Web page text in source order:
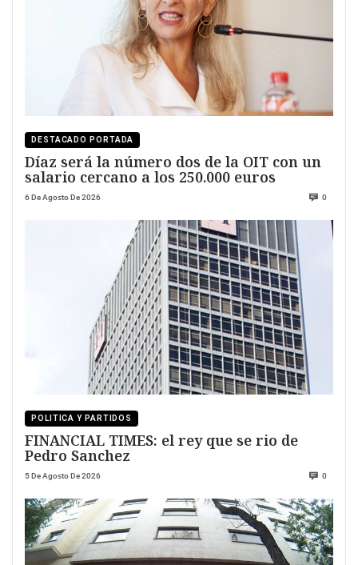
DESTACADO PORTADA
Díaz será la número dos de la OIT con un
salario cercano a los 250.000 euros
6 De Agosto De 2026 0
POLITICA Y PARTIDOS
FINANCIAL TIMES: el rey que se rio de
Pedro Sanchez
5 De Agosto De 2026 0